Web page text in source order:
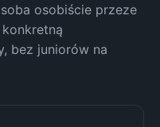
osobiście przeze
bez juniorów na